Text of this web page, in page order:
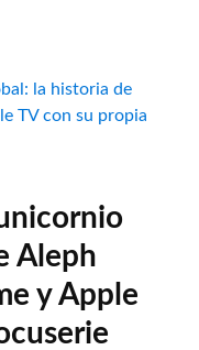
Aleph
y Apple